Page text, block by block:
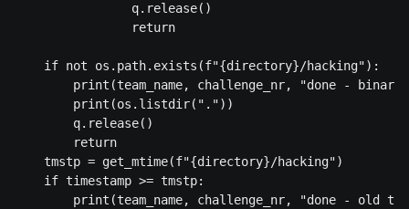
                q.release()
                return
    if not os.path.exists(f"{directory}/hacking"):
print(team_name, challenge_nr, "done - binary
        print(os.listdir("."))
        q.release()
        return
    tmstp = get_mtime(f"{directory}/hacking")
    if timestamp >= tmstp:
print(team_name, challenge_nr, "done - old